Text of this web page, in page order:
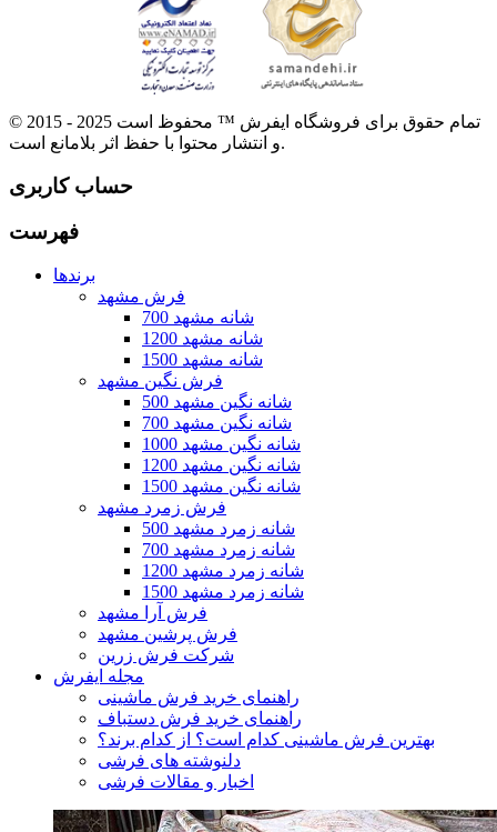
© 2015 - 2025 تمام حقوق برای فروشگاه ایفرش ™ محفوظ است
و انتشار محتوا با حفظ اثر بلامانع است.
حساب کاربری
فهرست
برندها
فرش مشهد
700 شانه مشهد
1200 شانه مشهد
1500 شانه مشهد
فرش نگین مشهد
500 شانه نگین مشهد
700 شانه نگین مشهد
1000 شانه نگین مشهد
1200 شانه نگین مشهد
1500 شانه نگین مشهد
فرش زمرد مشهد
500 شانه زمرد مشهد
700 شانه زمرد مشهد
1200 شانه زمرد مشهد
1500 شانه زمرد مشهد
فرش آرا مشهد
فرش پرشین مشهد
شرکت فرش زرین
مجله ایفرش
راهنمای خرید فرش ماشینی
راهنمای خرید فرش دستباف
بهترین فرش ماشینی کدام است؟ از کدام برند؟
دلنوشته های فرشی
اخبار و مقالات فرشی